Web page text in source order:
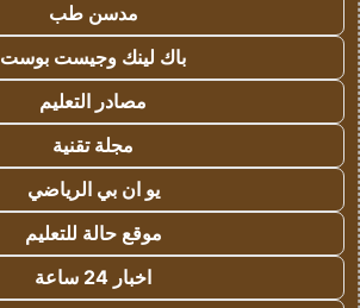
مدسن طب
باك لينك وجيست بوست
مصادر التعليم
مجلة تقنية
يو ان بي الرياضي
موقع حالة للتعليم
اخبار 24 ساعة